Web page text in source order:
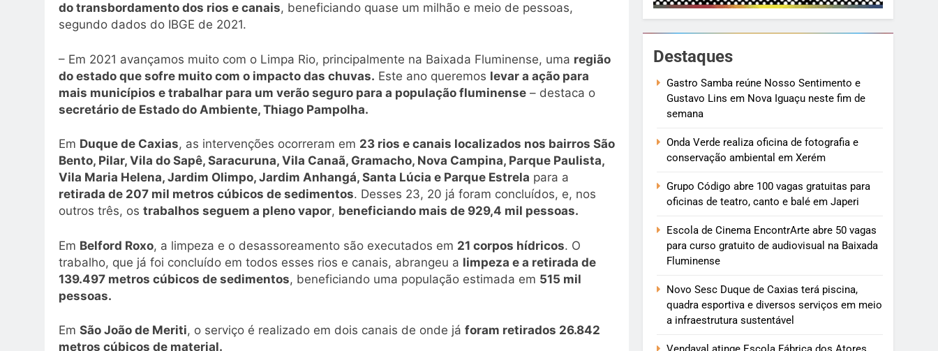
do transbordamento dos rios e canais, beneficiando quase um milhão e meio de pessoas,
segundo dados do IBGE de 2021.
– Em 2021 avançamos muito com o Limpa Rio, principalmente na Baixada Fluminense, uma região
do estado que sofre muito com o impacto das chuvas. Este ano queremos levar a ação para
mais municípios e trabalhar para um verão seguro para a população fluminense – destaca o
secretário de Estado do Ambiente, Thiago Pampolha.
Em Duque de Caxias, as intervenções ocorreram em 23 rios e canais localizados nos bairros São
Bento, Pilar, Vila do Sapê, Saracuruna, Vila Canaã, Gramacho, Nova Campina, Parque Paulista,
Vila Maria Helena, Jardim Olimpo, Jardim Anhangá, Santa Lúcia e Parque Estrela para a
retirada de 207 mil metros cúbicos de sedimentos. Desses 23, 20 já foram concluídos, e, nos
outros três, os trabalhos seguem a pleno vapor, beneficiando mais de 929,4 mil pessoas.
Em Belford Roxo, a limpeza e o desassoreamento são executados em 21 corpos hídricos. O
trabalho, que já foi concluído em todos esses rios e canais, abrangeu a limpeza e a retirada de
139.497 metros cúbicos de sedimentos, beneficiando uma população estimada em 515 mil
pessoas.
Em São João de Meriti, o serviço é realizado em dois canais de onde já foram retirados 26.842
metros cúbicos de material.
Destaques
Gastro Samba reúne Nosso Sentimento e
Gustavo Lins em Nova Iguaçu neste fim de
semana
Onda Verde realiza oficina de fotografia e
conservação ambiental em Xerém
Grupo Código abre 100 vagas gratuitas para
oficinas de teatro, canto e balé em Japeri
Escola de Cinema EncontrArte abre 50 vagas
para curso gratuito de audiovisual na Baixada
Fluminense
Novo Sesc Duque de Caxias terá piscina,
quadra esportiva e diversos serviços em meio
a infraestrutura sustentável